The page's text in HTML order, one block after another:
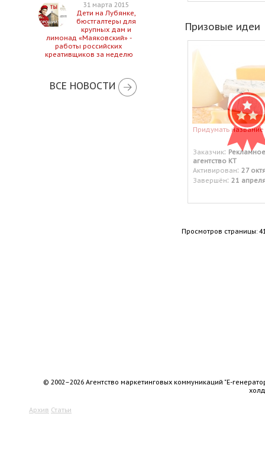
31 марта 2015
Дети на Лубянке,
бюстгалтеры для
крупных дам и
лимонад «Маяковский» -
работы российских
креативщиков за неделю
ВСЕ НОВОСТИ
Призовые идеи
Придумать
Заказчик: Рекламное
агентство КТ
Активирован: 27
Завершён: 21
Просмотров страницы:
© 2002–2026 Агентство маркетинговых коммуникаций "Е-
Архив Статьи